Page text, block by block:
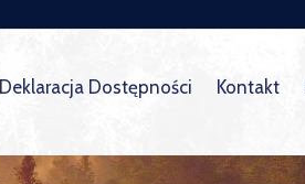
Deklaracja Dostępności Kontakt